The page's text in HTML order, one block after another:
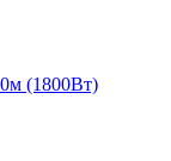
(1800Вт)